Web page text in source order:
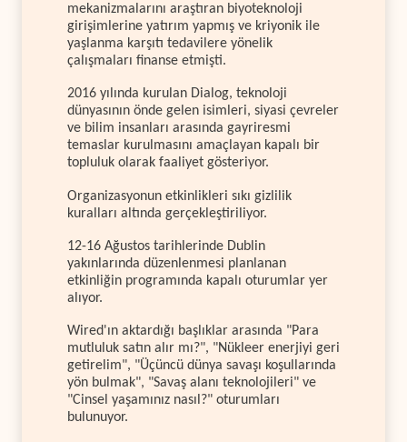
mekanizmalarını araştıran biyoteknoloji
girişimlerine yatırım yapmış ve kriyonik ile
yaşlanma karşıtı tedavilere yönelik
çalışmaları finanse etmişti.
2016 yılında kurulan Dialog, teknoloji
dünyasının önde gelen isimleri, siyasi çevreler
ve bilim insanları arasında gayriresmi
temaslar kurulmasını amaçlayan kapalı bir
topluluk olarak faaliyet gösteriyor.
Organizasyonun etkinlikleri sıkı gizlilik
kuralları altında gerçekleştiriliyor.
12-16 Ağustos tarihlerinde Dublin
yakınlarında düzenlenmesi planlanan
etkinliğin programında kapalı oturumlar yer
alıyor.
Wired'ın aktardığı başlıklar arasında "Para
mutluluk satın alır mı?", "Nükleer enerjiyi geri
getirelim", "Üçüncü dünya savaşı koşullarında
yön bulmak", "Savaş alanı teknolojileri" ve
"Cinsel yaşamınız nasıl?" oturumları
bulunuyor.